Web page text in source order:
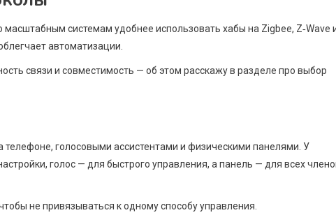
системам удобнее использовать хабы на Zigbee, Z‑Wave
автоматизации.
связи и совместимость — об этом расскажу в разделе про выбор
голосовыми ассистентами и физическими панелями. У
голос — для быстрого управления, а панель — для всех
не привязываться к одному способу управления.